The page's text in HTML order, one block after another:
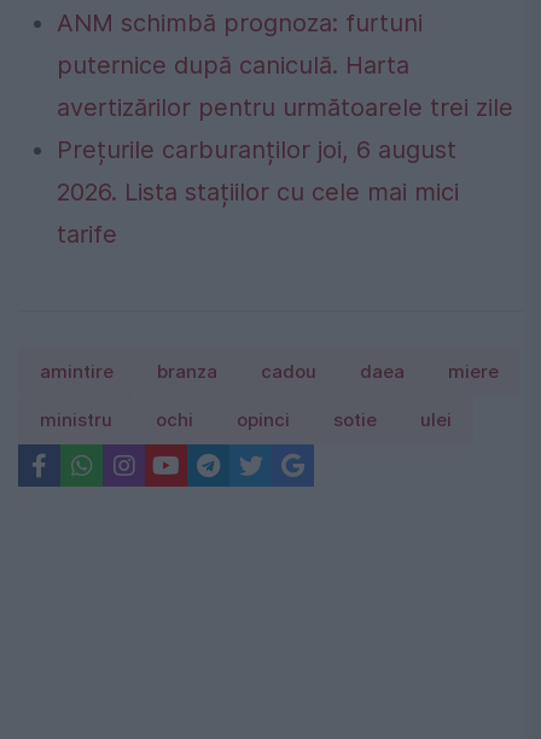
ANM schimbă prognoza: furtuni
puternice după caniculă. Harta
avertizărilor pentru următoarele trei zile
Prețurile carburanților joi, 6 august
2026. Lista stațiilor cu cele mai mici
tarife
amintire branza cadou daea miere
ministru ochi opinci sotie ulei